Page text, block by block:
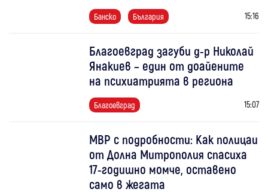
Банско България 15:16
Благоевград загуби д-р Николай
Янакиев – един от доайените
на психиатрията в региона
Благоевград 15:07
МВР с подробности: Как полицаи
от Долна Митрополия спасиха
17-годишно момче, оставено
само в жегата